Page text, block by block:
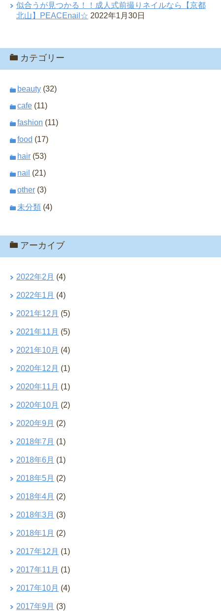
似合うが見つかる！！成人式前撮りネイルなら【京都
北山】PEACEnail☆ 2022年1月30日
カテゴリー
beauty (32)
cafe (11)
fashion (11)
food (17)
hair (53)
nail (21)
other (3)
未分類 (4)
アーカイブ
2022年2月 (4)
2022年1月 (4)
2021年12月 (5)
2021年11月 (5)
2021年10月 (4)
2020年12月 (1)
2020年11月 (1)
2020年10月 (2)
2020年9月 (2)
2018年7月 (1)
2018年6月 (1)
2018年5月 (2)
2018年4月 (2)
2018年3月 (3)
2018年1月 (2)
2017年12月 (1)
2017年11月 (1)
2017年10月 (4)
2017年9月 (3)